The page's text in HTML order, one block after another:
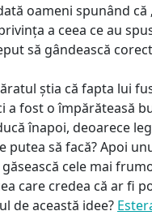
oameni spunând că
a ceea ce au
să gândească
știa că fapta lui
a fost o împărăteasă
înapoi, deoarece
putea să facă? Apoi
găsească cele mai
care credea că ar fi
de această idee?